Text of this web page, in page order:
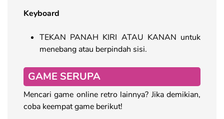
Keyboard
TEKAN PANAH KIRI ATAU KANAN untuk
menebang atau berpindah sisi.
GAME SERUPA
Mencari game online retro lainnya? Jika demikian,
coba keempat game berikut!